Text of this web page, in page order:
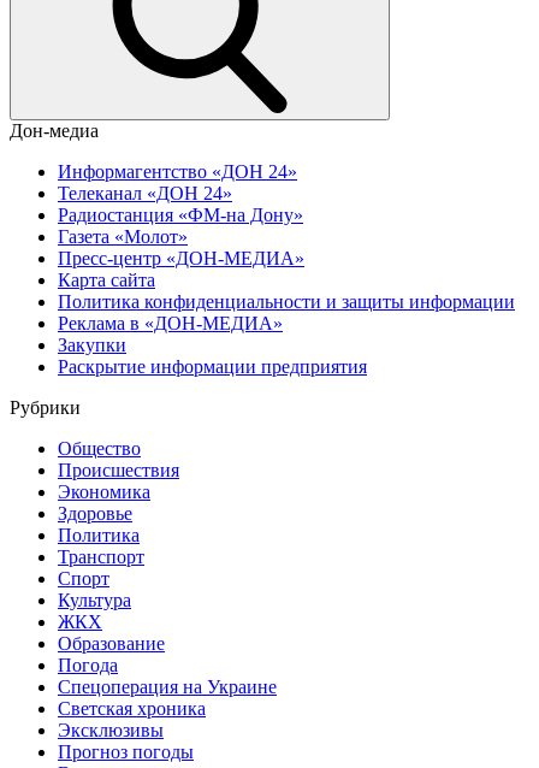
Дон-медиа
Информагентство «ДОН 24»
Телеканал «ДОН 24»
Радиостанция «ФМ-на Дону»
Газета «Молот»
Пресс-центр «ДОН-МЕДИА»
Карта сайта
Политика конфиденциальности и защиты информации
Реклама в «ДОН-МЕДИА»
Закупки
Раскрытие информации предприятия
Рубрики
Общество
Происшествия
Экономика
Здоровье
Политика
Транспорт
Спорт
Культура
ЖКХ
Образование
Погода
Спецоперация на Украине
Светская хроника
Эксклюзивы
Прогноз погоды